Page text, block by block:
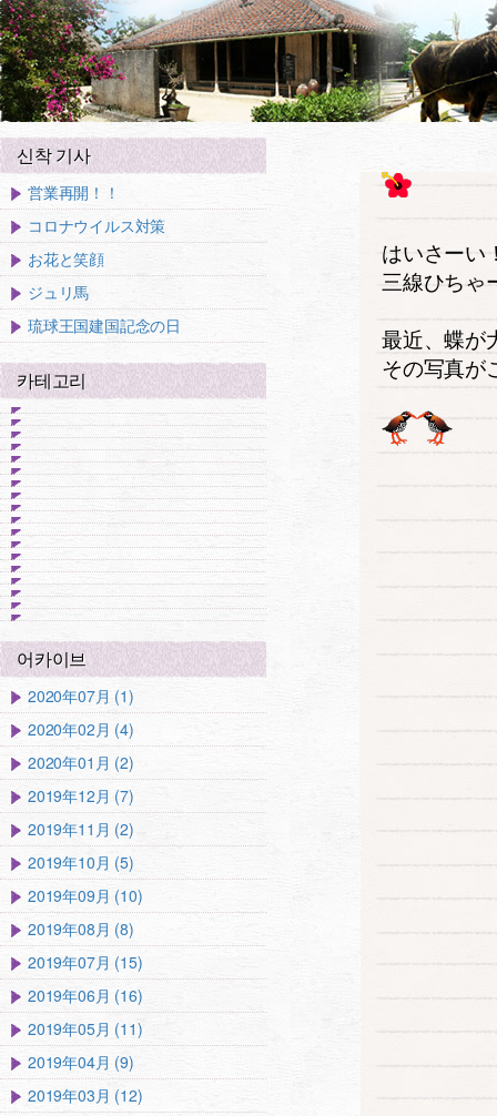
はいさーい
三線ひちゃ
最近、蝶が
その写真が
신착 기사
営業再開！！
コロナウイルス対策
お花と笑顔
ジュリ馬
琉球王国建国記念の日
카테고리
어카이브
2020年07月 (1)
2020年02月 (4)
2020年01月 (2)
2019年12月 (7)
2019年11月 (2)
2019年10月 (5)
2019年09月 (10)
2019年08月 (8)
2019年07月 (15)
2019年06月 (16)
2019年05月 (11)
2019年04月 (9)
2019年03月 (12)